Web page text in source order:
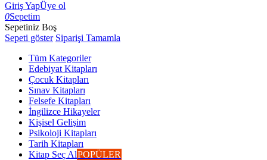
Giriş YapÜye ol
0Sepetim
Sepetiniz Boş
Sepeti göster Siparişi Tamamla
Tüm Kategoriler
Edebiyat Kitapları
Çocuk Kitapları
Sınav Kitapları
Felsefe Kitapları
İngilizce Hikayeler
Kişisel Gelişim
Psikoloji Kitapları
Tarih Kitapları
Kitap Seç AlPOPÜLER